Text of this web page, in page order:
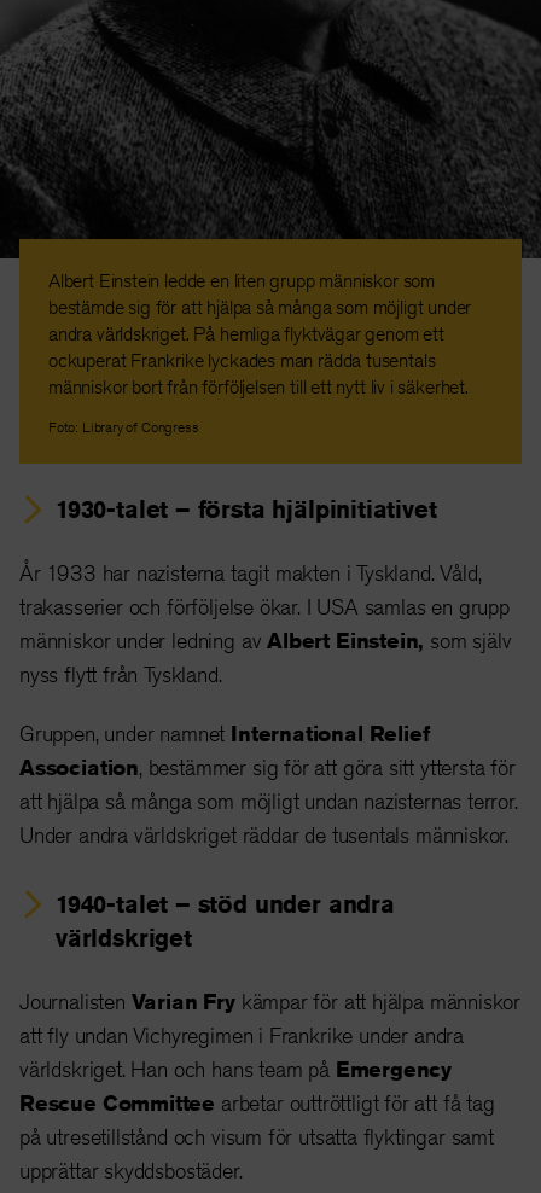
Albert Einstein ledde en liten grupp människor som
bestämde sig för att hjälpa så många som möjligt under
andra världskriget. På hemliga flyktvägar genom ett
ockuperat Frankrike lyckades man rädda tusentals
människor bort från förföljelsen till ett nytt liv i säkerhet.
Foto: Library of Congress
1930-talet – första hjälpinitiativet
År 1933 har nazisterna tagit makten i Tyskland. Våld,
trakasserier och förföljelse ökar. I USA samlas en grupp
människor under ledning avAlbert Einstein, som själv
nyss flytt från Tyskland.
Gruppen, under namnet International Relief
Association, bestämmer sig för att göra sitt yttersta för
att hjälpa så många som möjligt undan nazisternas terror.
Under andra världskriget räddar de tusentals människor.
1940-talet – stöd under andra
världskriget
Journalisten Varian Fry kämpar för att hjälpa människor
att fly undan Vichyregimen i Frankrike under andra
världskriget. Han och hans team på Emergency
Rescue Committee arbetar outtröttligt för att få tag
på utresetillstånd och visum för utsatta flyktingar samt
upprättar skyddsbostäder.